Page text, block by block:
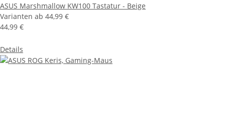
ASUS Marshmallow KW100 Tastatur - Beige
Varianten ab 44,99 €
44,99 €
Details